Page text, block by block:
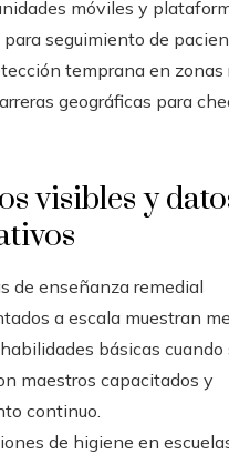
móviles y
seguimiento de
temprana en zonas
geográficas para
visibles y
de enseñanza remedial
a escala muestran
básicas cuando
maestros capacitados y
continuo.
de higiene en